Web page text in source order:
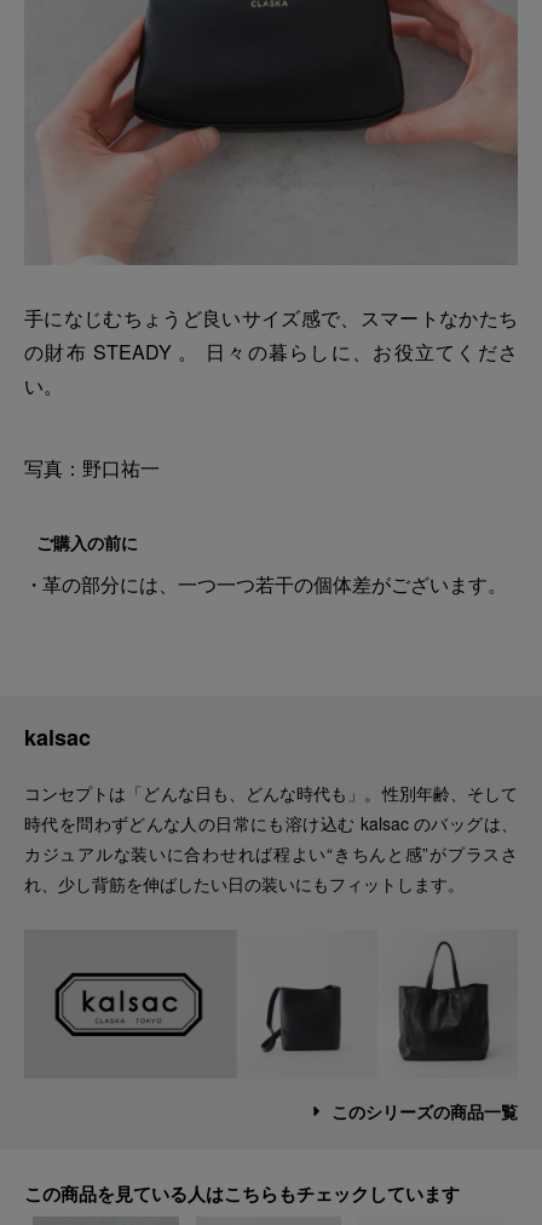
手になじむちょうど良いサイズ感で、スマートなかたち
の財布 STEADY 。 日々の暮らしに、お役立てくださ
い。
写真：野口祐一
ご購入の前に
革の部分には、一つ一つ若干の個体差がございます。
kalsac
コンセプトは「どんな日も、どんな時代も」。性別年齢、そして
時代を問わずどんな人の日常にも溶け込む kalsac のバッグは、
カジュアルな装いに合わせれば程よい“きちんと感”がプラスさ
れ、少し背筋を伸ばしたい日の装いにもフィットします。
このシリーズの商品一覧
この商品を見ている人はこちらもチェックしています